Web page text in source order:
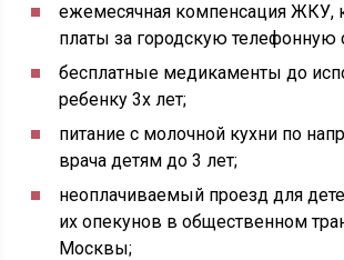
ежемесячная компенсация ЖКУ,
платы за городскую телефонную
бесплатные медикаменты до
ребенку 3х лет;
питание с молочной кухни по
врача детям до 3 лет;
неоплачиваемый проезд для
их опекунов в общественном
Москвы;